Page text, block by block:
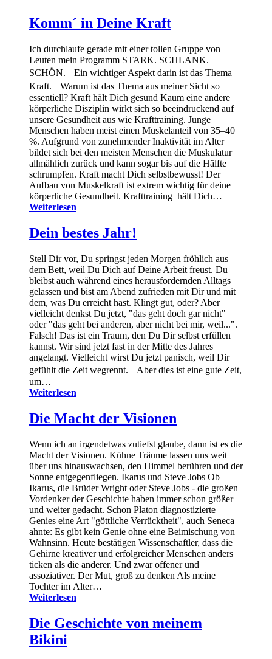
Komm´ in Deine Kraft
Ich durchlaufe gerade mit einer tollen Gruppe von
Leuten mein Programm STARK. SCHLANK.
SCHÖN. Ein wichtiger Aspekt darin ist das Thema
Kraft. Warum ist das Thema aus meiner Sicht so
essentiell? Kraft hält Dich gesund Kaum eine andere
körperliche Disziplin wirkt sich so beeindruckend auf
unsere Gesundheit aus wie Krafttraining. Junge
Menschen haben meist einen Muskelanteil von 35–40
%. Aufgrund von zunehmender Inaktivität im Alter
bildet sich bei den meisten Menschen die Muskulatur
allmählich zurück und kann sogar bis auf die Hälfte
schrumpfen. Kraft macht Dich selbstbewusst! Der
Aufbau von Muskelkraft ist extrem wichtig für deine
körperliche Gesundheit. Krafttraining hält Dich…
Weiterlesen
Dein bestes Jahr!
Stell Dir vor, Du springst jeden Morgen fröhlich aus
dem Bett, weil Du Dich auf Deine Arbeit freust. Du
bleibst auch während eines herausfordernden Alltags
gelassen und bist am Abend zufrieden mit Dir und mit
dem, was Du erreicht hast. Klingt gut, oder? Aber
vielleicht denkst Du jetzt, "das geht doch gar nicht"
oder "das geht bei anderen, aber nicht bei mir, weil...".
Falsch! Das ist ein Traum, den Du Dir selbst erfüllen
kannst. Wir sind jetzt fast in der Mitte des Jahres
angelangt. Vielleicht wirst Du jetzt panisch, weil Dir
gefühlt die Zeit wegrennt. Aber dies ist eine gute Zeit,
um…
Weiterlesen
Die Macht der Visionen
Wenn ich an irgendetwas zutiefst glaube, dann ist es die
Macht der Visionen. Kühne Träume lassen uns weit
über uns hinauswachsen, den Himmel berühren und der
Sonne entgegenfliegen. Ikarus und Steve Jobs Ob
Ikarus, die Brüder Wright oder Steve Jobs - die großen
Vordenker der Geschichte haben immer schon größer
und weiter gedacht. Schon Platon diagnostizierte
Genies eine Art "göttliche Verrücktheit", auch Seneca
ahnte: Es gibt kein Genie ohne eine Beimischung von
Wahnsinn. Heute bestätigen Wissenschaftler, dass die
Gehirne kreativer und erfolgreicher Menschen anders
ticken als die anderer. Und zwar offener und
assoziativer. Der Mut, groß zu denken Als meine
Tochter im Alter…
Weiterlesen
Die Geschichte von meinem
Bikini